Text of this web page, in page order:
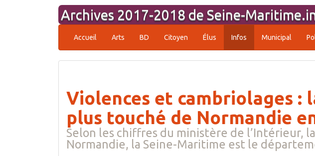
Archives 2017-2018 de Seine-
Accueil Arts BD Citoyen Élus Infos Municipal
Violences et cambriolages :
plus touché de Normandie
Selon les chiffres du ministère de l’Intérieur,
Normandie, la Seine-Maritime est le